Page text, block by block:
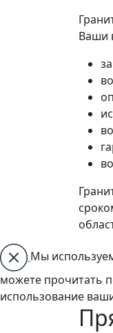
Ваши
Мы
можете прочитать
использование